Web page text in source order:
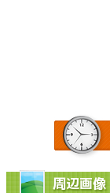
周辺画像